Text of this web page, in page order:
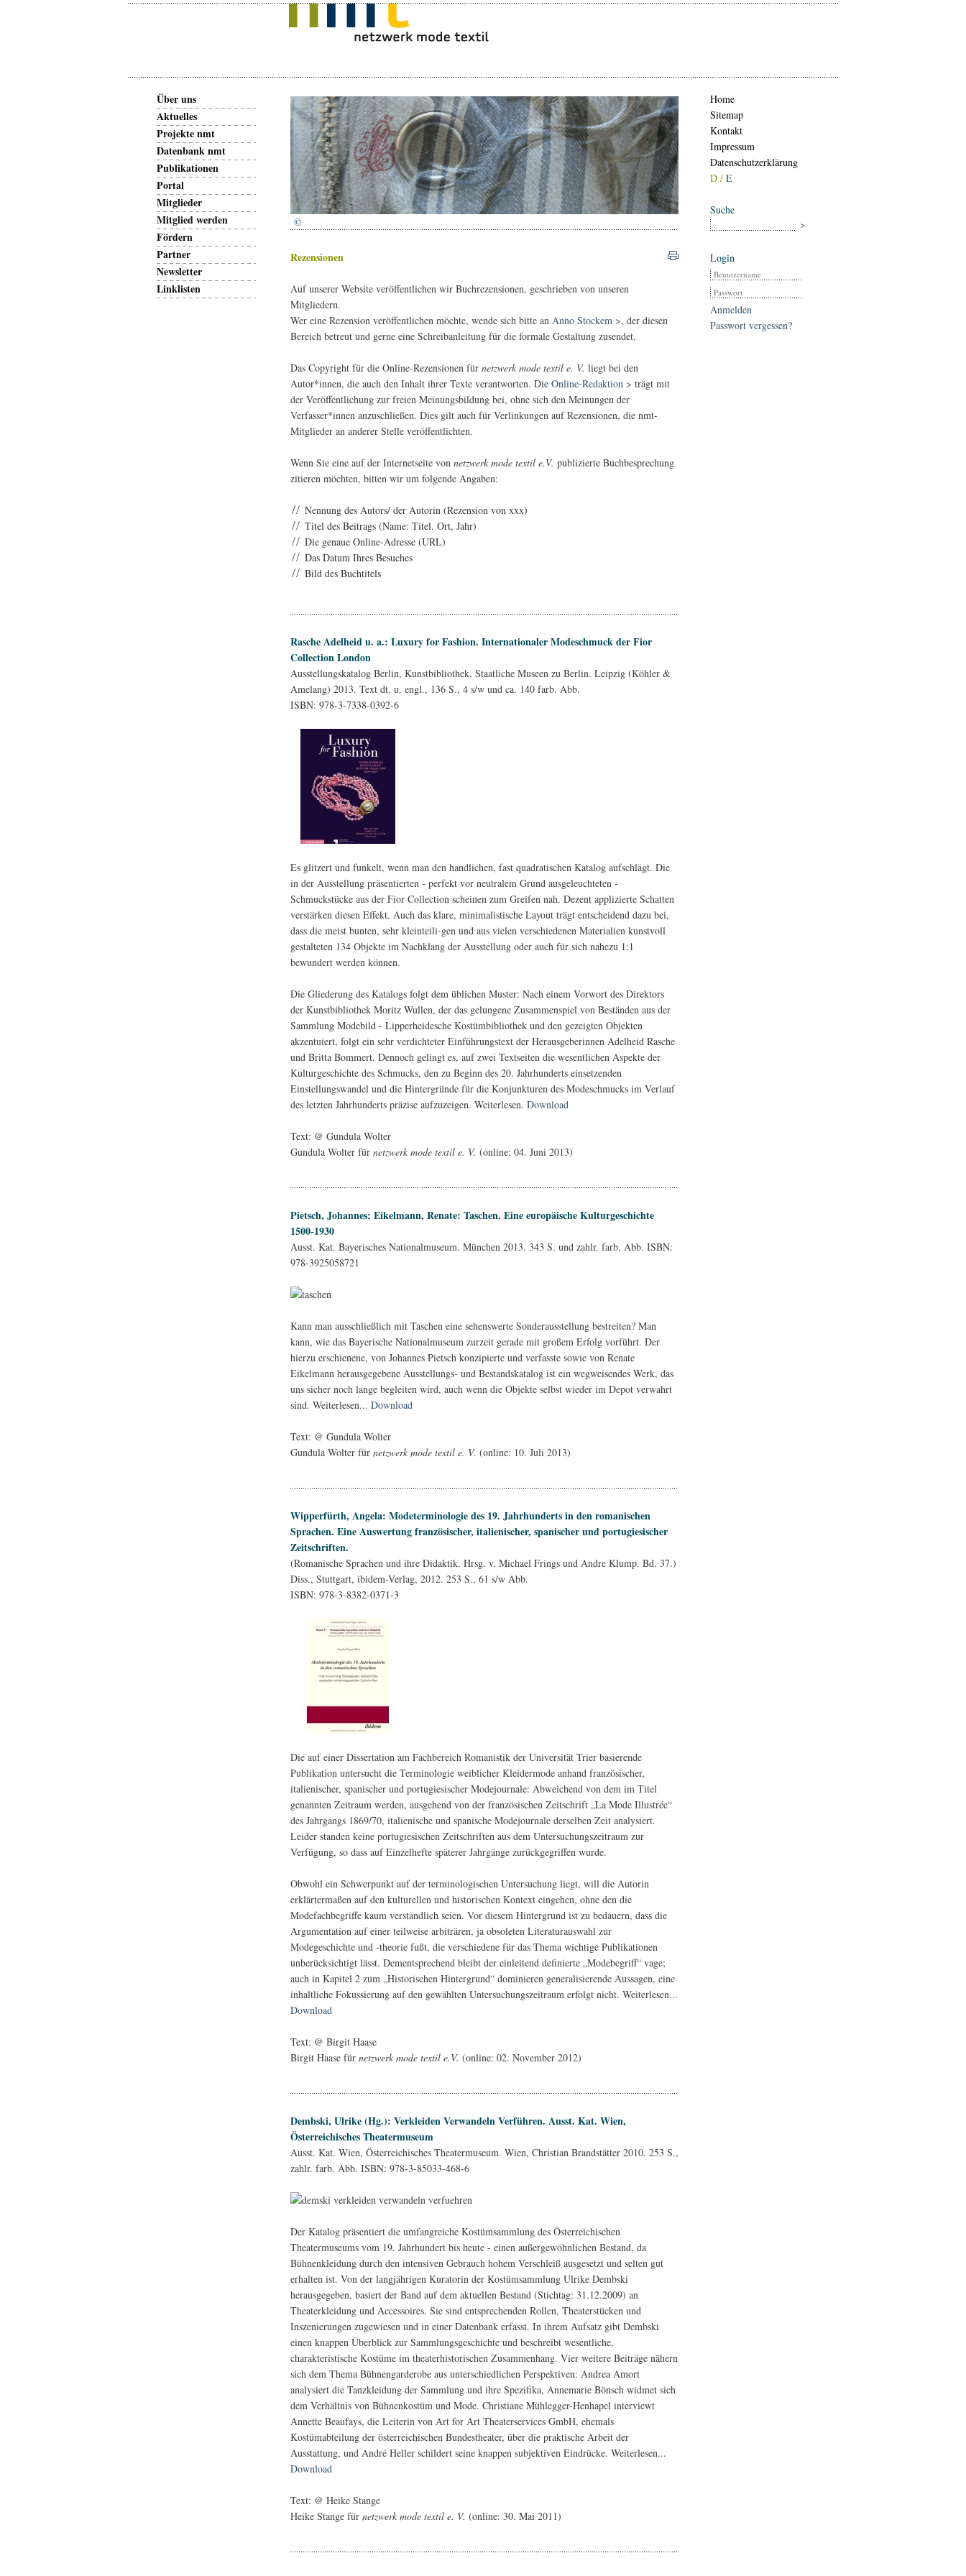
©
Rezensionen
Auf unserer Website veröffentlichen wir Buchrezensionen, geschrieben von unseren
Mitgliedern.
Wer eine Rezension veröffentlichen möchte, wende sich bitte anAnno Stockem >, der diesen
Bereich betreut und gerne eine Schreibanleitung für die formale Gestaltung zusendet.
Das Copyright für die Online-Rezensionen fürnetzwerk mode textil e. V. liegt bei den
Autor*innen, die auch den Inhalt ihrer Texte verantworten. DieOnline-Redaktion > trägt mit
der Veröffentlichung zur freien Meinungsbildung bei, ohne sich den Meinungen der
Verfasser*innen anzuschließen. Dies gilt auch für Verlinkungen auf Rezensionen, die nmt-
Mitglieder an anderer Stelle veröffentlichten.
Wenn Sie eine auf der Internetseite vonnetzwerk mode textil e.V. publizierte Buchbesprechung
zitieren möchten, bitten wir um folgende Angaben:
Nennung des Autors/ der Autorin (Rezension von xxx)
Titel des Beitrags (Name: Titel. Ort, Jahr)
Die genaue Online-Adresse (URL)
Das Datum Ihres Besuches
Bild des Buchtitels
Rasche Adelheid u. a.: Luxury for Fashion. Internationaler Modeschmuck der Fior
Collection London
Ausstellungskatalog Berlin, Kunstbibliothek, Staatliche Museen zu Berlin. Leipzig (Köhler &
Amelang) 2013. Text dt. u. engl., 136 S., 4 s/w und ca. 140 farb. Abb.
ISBN: 978-3-7338-0392-6
Es glitzert und funkelt, wenn man den handlichen, fast quadratischen Katalog aufschlägt. Die
in der Ausstellung präsentierten - perfekt vor neutralem Grund ausgeleuchteten -
Schmuckstücke aus der Fior Collection scheinen zum Greifen nah. Dezent applizierte Schatten
verstärken diesen Effekt. Auch das klare, minimalistische Layout trägt entscheidend dazu bei,
dass die meist bunten, sehr kleinteili-gen und aus vielen verschiedenen Materialien kunstvoll
gestalteten 134 Objekte im Nachklang der Ausstellung oder auch für sich nahezu 1:1
bewundert werden können.
Die Gliederung des Katalogs folgt dem üblichen Muster: Nach einem Vorwort des Direktors
der Kunstbibliothek Moritz Wullen, der das gelungene Zusammenspiel von Beständen aus der
Sammlung Modebild - Lipperheidesche Kostümbibliothek und den gezeigten Objekten
akzentuiert, folgt ein sehr verdichteter Einführungstext der Herausgeberinnen Adelheid Rasche
und Britta Bommert. Dennoch gelingt es, auf zwei Textseiten die wesentlichen Aspekte der
Kulturgeschichte des Schmucks, den zu Beginn des 20. Jahrhunderts einsetzenden
Einstellungswandel und die Hintergründe für die Konjunkturen des Modeschmucks im Verlauf
des letzten Jahrhunderts präzise aufzuzeigen. Weiterlesen.Download
Text: @ Gundula Wolter
Gundula Wolter fürnetzwerk mode textil e. V. (online: 04. Juni 2013)
Pietsch, Johannes; Eikelmann, Renate: Taschen. Eine europäische Kulturgeschichte
1500-1930
Ausst. Kat. Bayerisches Nationalmuseum. München 2013. 343 S. und zahlr. farb. Abb. ISBN:
978-3925058721
Kann man ausschließlich mit Taschen eine sehenswerte Sonderausstellung bestreiten? Man
kann, wie das Bayerische Nationalmuseum zurzeit gerade mit großem Erfolg vorführt. Der
hierzu erschienene, von Johannes Pietsch konzipierte und verfasste sowie von Renate
Eikelmann herausgegebene Ausstellungs- und Bestandskatalog ist ein wegweisendes Werk, das
uns sicher noch lange begleiten wird, auch wenn die Objekte selbst wieder im Depot verwahrt
sind. Weiterlesen...Download
Text: @ Gundula Wolter
Gundula Wolter für netzwerk mode textil e. V. (online: 10. Juli 2013)
Wipperfürth, Angela: Modeterminologie des 19. Jahrhunderts in den romanischen
Sprachen. Eine Auswertung französischer, italienischer, spanischer und portugiesischer
Zeitschriften.
(Romanische Sprachen und ihre Didaktik. Hrsg. v. Michael Frings und Andre Klump. Bd. 37.)
Diss., Stuttgart, ibidem-Verlag, 2012. 253 S., 61 s/w Abb.
ISBN: 978-3-8382-0371-3
Die auf einer Dissertation am Fachbereich Romanistik der Universität Trier basierende
Publikation untersucht die Terminologie weiblicher Kleidermode anhand französischer,
italienischer, spanischer und portugiesischer Modejournale: Abweichend von dem im Titel
genannten Zeitraum werden, ausgehend von der französischen Zeitschrift „La Mode Illustrée“
des Jahrgangs 1869/70, italienische und spanische Modejournale derselben Zeit analysiert.
Leider standen keine portugiesischen Zeitschriften aus dem Untersuchungszeitraum zur
Verfügung, so dass auf Einzelhefte späterer Jahrgänge zurückgegriffen wurde.
Obwohl ein Schwerpunkt auf der terminologischen Untersuchung liegt, will die Autorin
erklärtermaßen auf den kulturellen und historischen Kontext eingehen, ohne den die
Modefachbegriffe kaum verständlich seien. Vor diesem Hintergrund ist zu bedauern, dass die
Argumentation auf einer teilweise arbiträren, ja obsoleten Literaturauswahl zur
Modegeschichte und -theorie fußt, die verschiedene für das Thema wichtige Publikationen
unberücksichtigt lässt. Dementsprechend bleibt der einleitend definierte „Modebegriff“ vage;
auch in Kapitel 2 zum „Historischen Hintergrund“ dominieren generalisierende Aussagen, eine
inhaltliche Fokussierung auf den gewählten Untersuchungszeitraum erfolgt nicht. Weiterlesen...
Download
Text: @ Birgit Haase
Birgit Haase fürnetzwerk mode textil e.V. (online: 02. November 2012)
Dembski, Ulrike (Hg.): Verkleiden Verwandeln Verführen. Ausst. Kat. Wien,
Österreichisches Theatermuseum
Ausst. Kat. Wien, Österreichisches Theatermuseum. Wien, Christian Brandstätter 2010. 253 S.,
zahlr. farb. Abb. ISBN: 978-3-85033-468-6
Der Katalog präsentiert die umfangreiche Kostümsammlung des Österreichischen
Theatermuseums vom 19. Jahrhundert bis heute - einen außergewöhnlichen Bestand, da
Bühnenkleidung durch den intensiven Gebrauch hohem Verschleiß ausgesetzt und selten gut
erhalten ist. Von der langjährigen Kuratorin der Kostümsammlung Ulrike Dembski
herausgegeben, basiert der Band auf dem aktuellen Bestand (Stichtag: 31.12.2009) an
Theaterkleidung und Accessoires. Sie sind entsprechenden Rollen, Theaterstücken und
Inszenierungen zugewiesen und in einer Datenbank erfasst. In ihrem Aufsatz gibt Dembski
einen knappen Überblick zur Sammlungsgeschichte und beschreibt wesentliche,
charakteristische Kostüme im theaterhistorischen Zusammenhang. Vier weitere Beiträge nähern
sich dem Thema Bühnengarderobe aus unterschiedlichen Perspektiven: Andrea Amort
analysiert die Tanzkleidung der Sammlung und ihre Spezifika, Annemarie Bönsch widmet sich
dem Verhältnis von Bühnenkostüm und Mode. Christiane Mühlegger-Henhapel interviewt
Annette Beaufays, die Leiterin von Art for Art Theaterservices GmbH, ehemals
Kostümabteilung der österreichischen Bundestheater, über die praktische Arbeit der
Ausstattung, und André Heller schildert seine knappen subjektiven Eindrücke. Weiterlesen...
Download
Text: @ Heike Stange
Heike Stange fürnetzwerk mode textil e. V. (online: 30. Mai 2011)
Über uns
Aktuelles
Projekte nmt
Datenbank nmt
Publikationen
Portal
Mitglieder
Mitglied werden
Fördern
Partner
Newsletter
Linklisten
Home
Sitemap
Kontakt
Impressum
Datenschutzerklärung
D / E
Suche
Login
Anmelden
Passwort vergessen?